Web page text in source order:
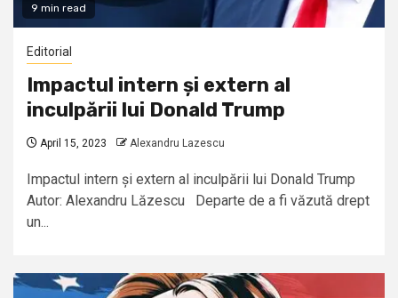
9 min read
Editorial
Impactul intern și extern al
inculpării lui Donald Trump
April 15, 2023 Alexandru Lazescu
Impactul intern și extern al inculpării lui Donald Trump
Autor: Alexandru Lăzescu Departe de a fi văzută drept
un...